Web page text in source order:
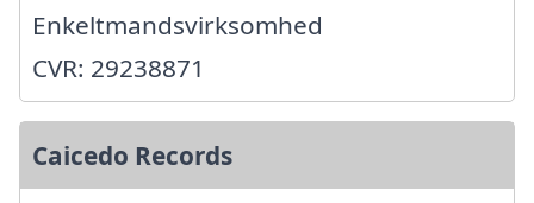
Enkeltmandsvirksomhed
CVR: 29238871
Caicedo Records